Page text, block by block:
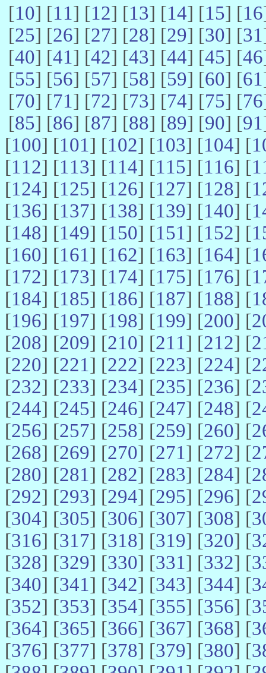
[10] [11] [12] [13] [14] [15] [16
[25] [26] [27] [28] [29] [30] [31
[40] [41] [42] [43] [44] [45] [46
[55] [56] [57] [58] [59] [60] [61
[70] [71] [72] [73] [74] [75] [76
[85] [86] [87] [88] [89] [90] [91
[100] [101] [102] [103] [104] [
[112] [113] [114] [115] [116] [
[124] [125] [126] [127] [128] [
[136] [137] [138] [139] [140] [
[148] [149] [150] [151] [152] [
[160] [161] [162] [163] [164] [
[172] [173] [174] [175] [176] [
[184] [185] [186] [187] [188] [
[196] [197] [198] [199] [200] [
[208] [209] [210] [211] [212] [
[220] [221] [222] [223] [224] [
[232] [233] [234] [235] [236] [
[244] [245] [246] [247] [248] [
[256] [257] [258] [259] [260] [
[268] [269] [270] [271] [272] [
[280] [281] [282] [283] [284] [
[292] [293] [294] [295] [296] [
[304] [305] [306] [307] [308] [
[316] [317] [318] [319] [320] [
[328] [329] [330] [331] [332] [
[340] [341] [342] [343] [344] [
[352] [353] [354] [355] [356] [
[364] [365] [366] [367] [368] [
[376] [377] [378] [379] [380] [